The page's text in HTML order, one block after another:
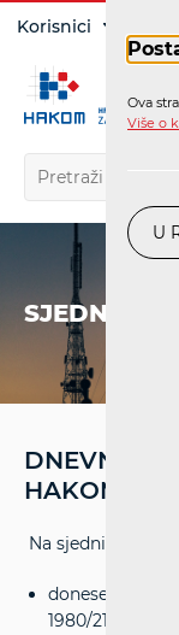
Ova
Više o
U
Korisnici
SJEDNICE
DNEVNI
HAKOM-A
Na sjednici Vijeća
donesen je
1980/2110-2170